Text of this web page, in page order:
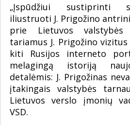
„Įspūdžiui sustiprinti
iliustruoti J. Prigožino
prie Lietuvos
tariamus J. Prigožino
kiti Rusijos interneto
melagingą istoriją
detalėmis: J. Prigožinas
įtakingais valstybės
Lietuvos verslo įmonių
VSD.